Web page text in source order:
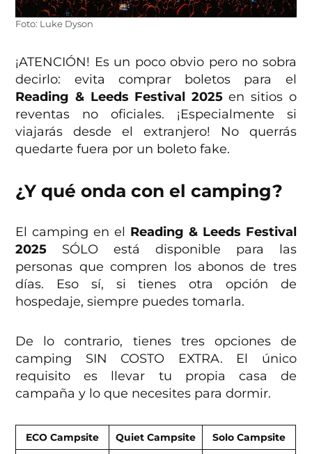
Foto: Luke Dyson
¡ATENCIÓN! Es un poco obvio pero no sobra
decirlo: evita comprar boletos para el
Reading & Leeds Festival 2025en sitios o
reventas no oficiales. ¡Especialmente si
viajarás desde el extranjero! No querrás
quedarte fuera por un boleto fake.
¿Y qué onda con el camping?
El camping en el Reading & Leeds Festival
2025 SÓLO está disponible para las
personas que compren los abonos de tres
días. Eso sí, si tienes otra opción de
hospedaje, siempre puedes tomarla.
De lo contrario, tienes tres opciones de
camping SIN COSTO EXTRA. El único
requisito es llevar tu propia casa de
campaña y lo que necesites para dormir.
ECO Campsite Quiet Campsite
Solo Campsite